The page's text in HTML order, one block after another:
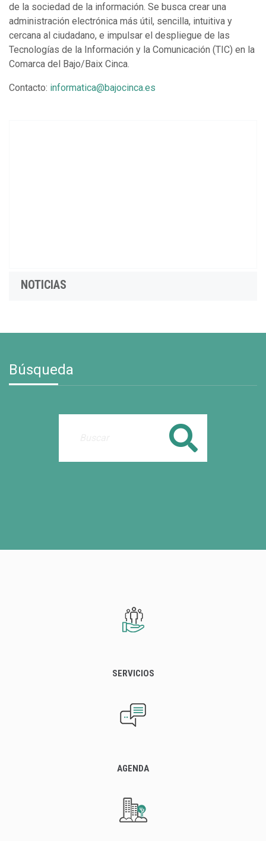
de la sociedad de la información. Se busca crear una
administración electrónica más útil, sencilla, intuitiva y
cercana al ciudadano, e impulsar el despliegue de las
Tecnologías de la Información y la Comunicación (TIC) en la
Comarca del Bajo/Baix Cinca.
Contacto: informatica@bajocinca.es
NOTICIAS
Búsqueda
Buscar
SERVICIOS
AGENDA